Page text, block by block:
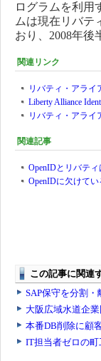
ログラムを利用
ムは現在リバテ
おり、2008年後
関連リンク
リバティ・アライ
Liberty Alliance
リバティ・アライ
関連記事
OpenIDとリバテ
OpenIDに欠けてい